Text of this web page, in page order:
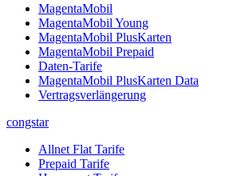
MagentaMobil
MagentaMobil Young
MagentaMobil PlusKarten
MagentaMobil Prepaid
Daten-Tarife
MagentaMobil PlusKarten Data
Vertragsverlängerung
congstar
Allnet Flat Tarife
Prepaid Tarife